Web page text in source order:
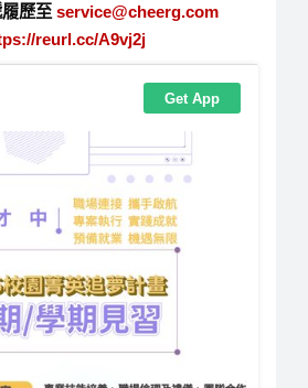
歷至 service@cheerg.com
reurl.cc/A9vj2j